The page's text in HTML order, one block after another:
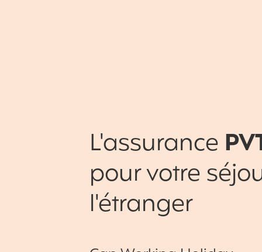
L'assurance
pour votre
l'étranger